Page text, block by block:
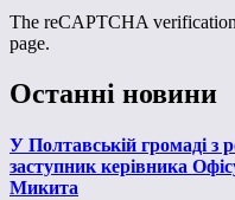
The reCAPTCHA
page.
Останні новини
У Полтавській громаді з
заступник керівника
Микита